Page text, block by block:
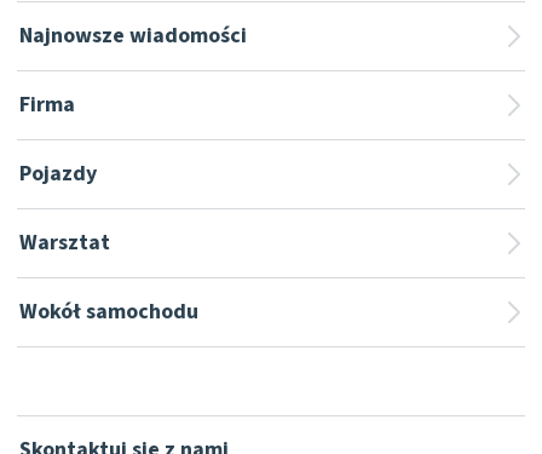
Najnowsze wiadomości
Firma
Pojazdy
Warsztat
Wokół samochodu